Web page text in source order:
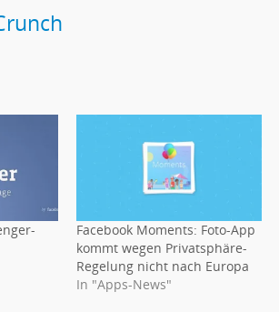
Facebook Moments: Foto-App
kommt wegen Privatsphäre-
Regelung nicht nach Europa
In "Apps-News"